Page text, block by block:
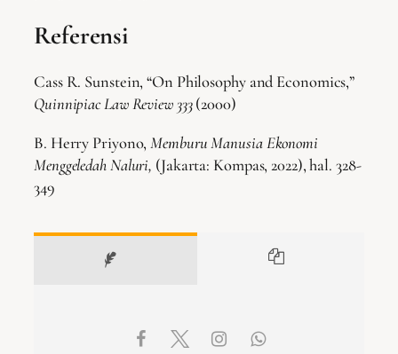
Referensi
Cass R. Sunstein, “On Philosophy and Economics,”
Quinnipiac Law Review 333(2000)
B. Herry Priyono,Memburu Manusia Ekonomi
Menggeledah Naluri, (Jakarta: Kompas, 2022), hal. 328-
349